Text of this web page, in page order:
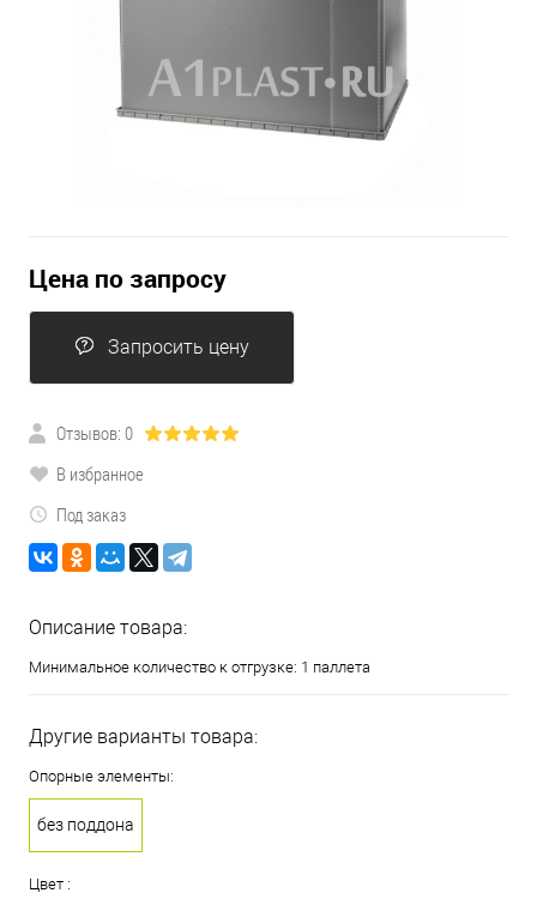
Цена по запросу
Запросить цену
Отзывов: 0
В избранное
Под заказ
Описание товара:
Минимальное количество к отгрузке: 1 паллета
Другие варианты товара:
Опорные элементы:
без поддона
Цвет :